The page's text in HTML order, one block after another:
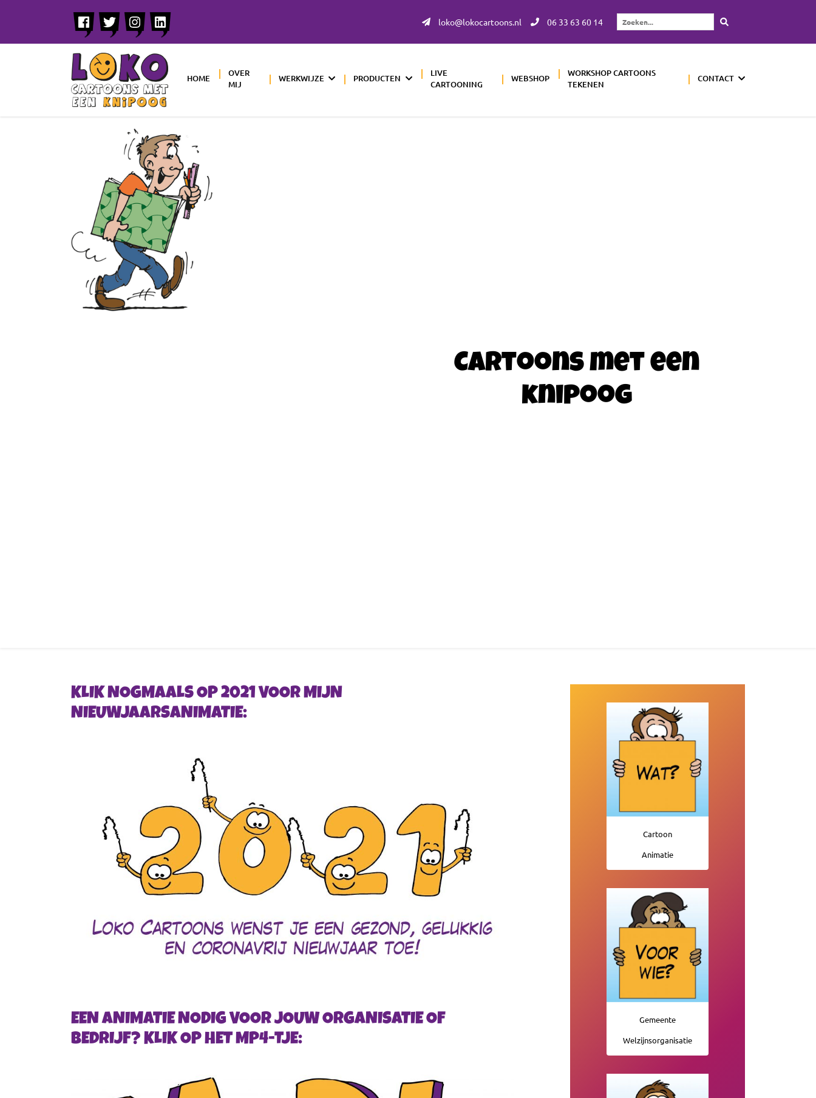
loko@lokocartoons.nl 06 33 63 60 14
Zoeken...
HOME
OVER
MIJ
WERKWIJZE PRODUCTEN
LIVE
CARTOONING
WEBSHOP
WORKSHOP CARTOONS
TEKENEN
CONTACT
Cartoons met een
knipoog
KLIK NOGMAALS OP 2021 VOOR MIJN
NIEUWJAARSANIMATIE:
EEN ANIMATIE NODIG VOOR JOUW ORGANISATIE OF
BEDRIJF? KLIK OP HET MP4-TJE:
Cartoon
Animatie
Gemeente
Welzijnsorganisatie